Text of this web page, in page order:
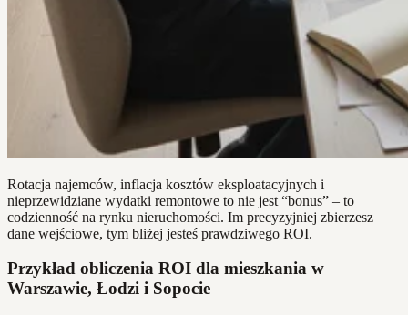
Rotacja najemców, inflacja kosztów eksploatacyjnych i
nieprzewidziane wydatki remontowe to nie jest “bonus” – to
codzienność na rynku nieruchomości. Im precyzyjniej zbierzesz
dane wejściowe, tym bliżej jesteś prawdziwego ROI.
Przykład obliczenia ROI dla mieszkania w
Warszawie, Łodzi i Sopocie